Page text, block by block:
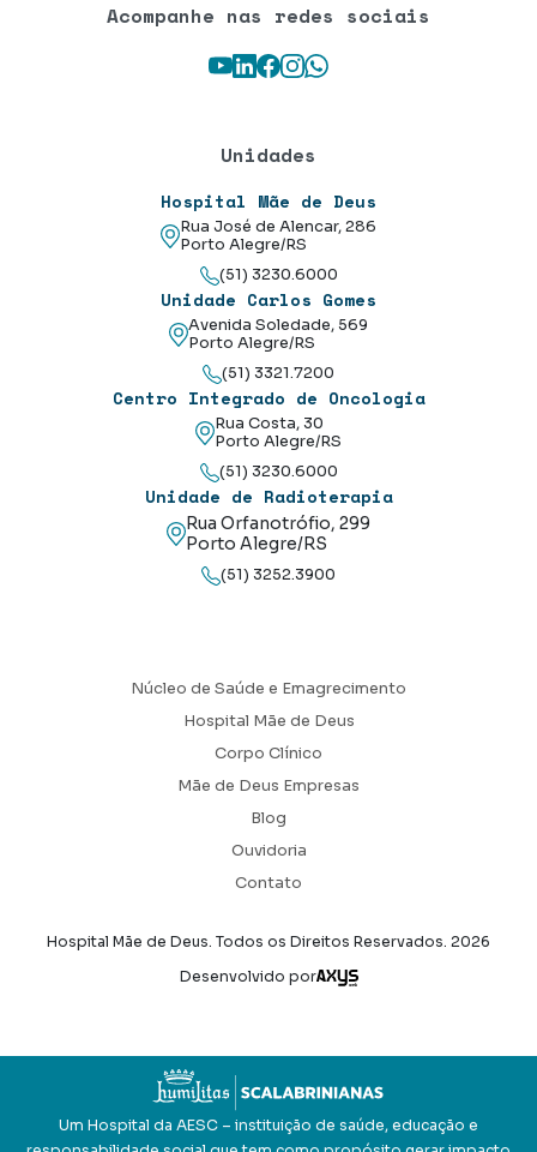
Acompanhe nas redes sociais
Youtube
LinkedIn
Facebook
Instagram
WhatsApp
Unidades
Hospital Mãe de Deus
Rua José de Alencar, 286
Porto Alegre/RS
(51) 3230.6000
Unidade Carlos Gomes
Avenida Soledade, 569
Porto Alegre/RS
(51) 3321.7200
Centro Integrado de Oncologia
Rua Costa, 30
Porto Alegre/RS
(51) 3230.6000
Unidade de Radioterapia
Rua Orfanotrófio, 299
Porto Alegre/RS
(51) 3252.3900
Núcleo de Saúde e Emagrecimento
Hospital Mãe de Deus
Corpo Clínico
Mãe de Deus Empresas
Blog
Ouvidoria
Contato
Hospital Mãe de Deus. Todos os Direitos Reservados. 2026
Desenvolvido por
Axysweb
Um Hospital da AESC – instituição de saúde, educação e